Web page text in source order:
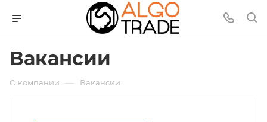
Вакансии
О компании — Вакансии